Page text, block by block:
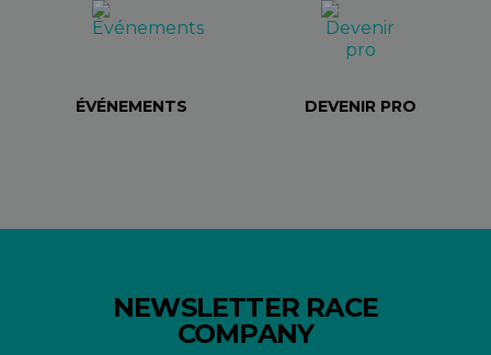
ÉVÉNEMENTS DEVENIR PRO
NEWSLETTER RACE
COMPANY